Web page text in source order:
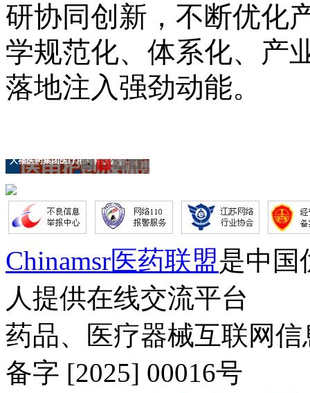
研协同创新，不断优化
学规范化、体系化、产
落地注入强劲动能。
人福医药集团医疗用品有限公司
1 2 3 4
Chinamsr医药联盟是中国
人提供在线交流平台
药品、医疗器械互联网
备字 [2025] 00016号